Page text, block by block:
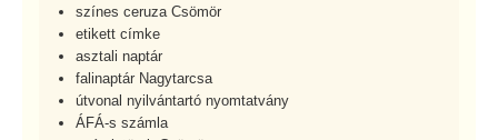
színes ceruza Csömör
etikett címke
asztali naptár
falinaptár Nagytarcsa
útvonal nyilvántartó nyomtatvány
ÁFÁ-s számla